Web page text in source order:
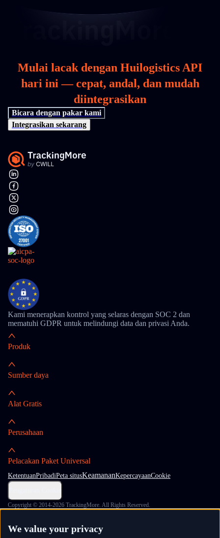
Mulai lacak dengan Huilogistics API
hari ini — cepat, andal, dan mudah
diintegrasikan
Bicara dengan pakar kami
Integrasikan sekarang
Kami menerapkan kontrol yang selaras dengan SOC 2 dan
mematuhi GDPR untuk melindungi data dan privasi Anda.
Produk
Sumber daya
Alat Gratis
Perusahaan
Pelacakan Paket Universal
KetentuanPribadiPeta situsKeamananKepercayaanCookie
Copyright © 2014-2026 TrackingMore. All Rights Reserved.
We value your privacy